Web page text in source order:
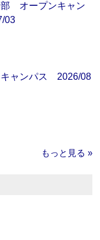
部 オープンキャン
03
ャンパス 2026/08
もっと見る »